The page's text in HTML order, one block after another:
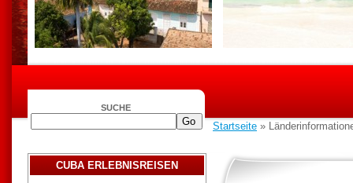
SUCHE
Startseite »
CUBA ERLEBNISREISEN